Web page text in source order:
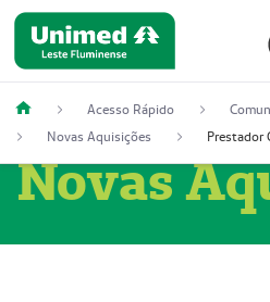
Acesso Rápido
Novas Aquisições
Novas